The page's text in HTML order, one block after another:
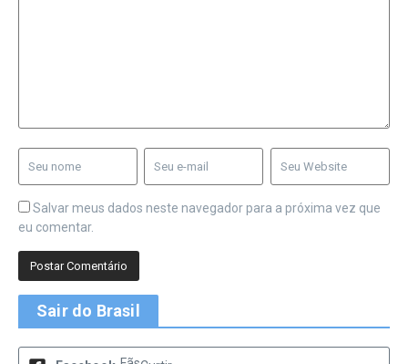
Salvar meus dados neste navegador para a próxima vez que
eu comentar.
Sair do Brasil